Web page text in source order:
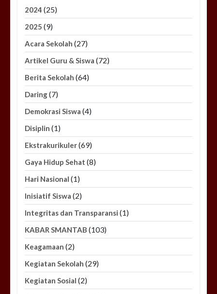
2024 (25)
2025 (9)
Acara Sekolah (27)
Artikel Guru & Siswa (72)
Berita Sekolah (64)
Daring(7)
Demokrasi Siswa (4)
Disiplin (1)
Ekstrakurikuler(69)
Gaya Hidup Sehat (8)
Hari Nasional (1)
Inisiatif Siswa (2)
Integritas dan Transparansi (1)
KABAR SMANTAB (103)
Keagamaan (2)
Kegiatan Sekolah (29)
Kegiatan Sosial (2)